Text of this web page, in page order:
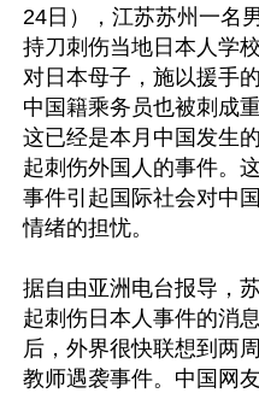
24日），江苏苏州一名
持刀刺伤当地日本人学
对日本母子，施以援手
中国籍乘务员也被刺成重
这已经是本月中国发生
起刺伤外国人的事件。
事件引起国际社会对中
情绪的担忧。
据自由亚洲电台报导，
起刺伤日本人事件的消
后，外界很快联想到两
教师遇袭事件。中国网